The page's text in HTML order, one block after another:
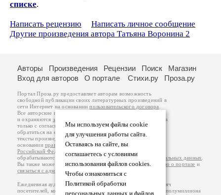
списке.
Написать рецензию
Написать личное сообщение
Другие произведения автора Татьяна Воронина 2
Мы используем файлы cookie
для улучшения работы сайта.
Оставаясь на сайте, вы
соглашаетесь с условиями
использования файлов cookies.
Чтобы ознакомиться с
Политикой обработки
персональных данных и файлов
Авторы Произведения Рецензии Поиск
Магазин
Вход для авторов
О портале Стихи.ру Проза.ру
Портал Проза.ру предоставляет авторам возможность
свободной публикации своих литературных произведений в
сети Интернет на основаниипользовательского договора
Все авторские права на произведения принадлежат авторам
и охраняются законом
. Перепечатка произведений возможна
только с согласия его автора, к которому вы можете
обратиться на его авторской странице. Ответственность за
тексты произведений авторы несут самостоятельно на
основанииправил публикацииизаконодательства
Российской Федерации
обрабатываются на основанииПолитики обработки персональных данных
Вы также можете посмотреть более подробнуюинформацию о портале и
связаться с администрацией
Ежедневная аудитория портала Проза.ру – порядка 100 тысяч
посетителей, которые в общей сумме просматривают более полумиллиона